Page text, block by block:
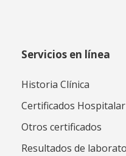
Servicios en línea
Historia Clínica
Certificados
Otros certificados
Resultados de